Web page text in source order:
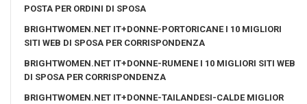
POSTA PER ORDINI DI SPOSA
BRIGHTWOMEN.NET IT+DONNE-PORTORICANE I 10 MIGLIORI
SITI WEB DI SPOSA PER CORRISPONDENZA
BRIGHTWOMEN.NET IT+DONNE-RUMENE I 10 MIGLIORI SITI WEB
DI SPOSA PER CORRISPONDENZA
BRIGHTWOMEN.NET IT+DONNE-TAILANDESI-CALDE MIGLIOR